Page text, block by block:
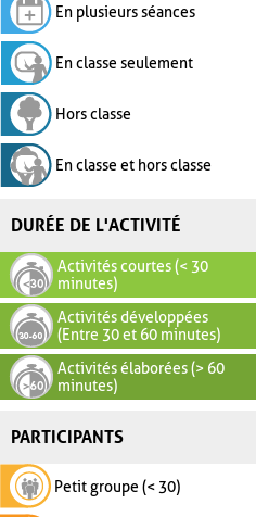
En plusieurs séances
En classe seulement
Hors classe
En classe et hors classe
DURÉE DE L'ACTIVITÉ
Activités courtes (< 30
minutes)
Activités développées
(Entre 30 et 60 minutes)
Activités élaborées (> 60
minutes)
PARTICIPANTS
Petit groupe (< 30)